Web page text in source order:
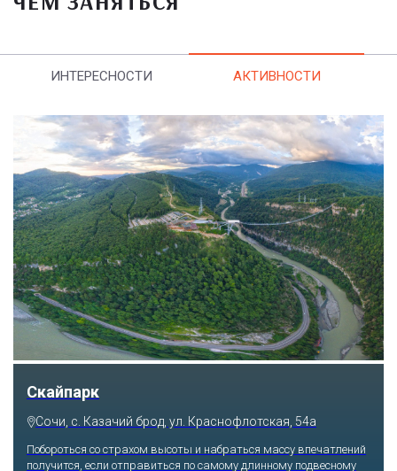
ИНТЕРЕСНОСТИ АКТИВНОСТИ
Скайпарк
Сочи, с. Казачий брод, ул. Краснофлотская, 54а
Побороться со страхом высоты и набраться массу впечатлений
получится, если отправиться по самому длинному подвесному